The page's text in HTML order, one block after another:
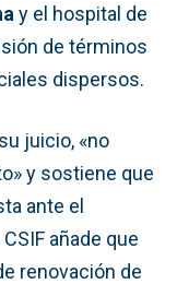
y el hospital de
de términos
dispersos.
juicio, «no
y sostiene que
ante el
añade que
renovación de